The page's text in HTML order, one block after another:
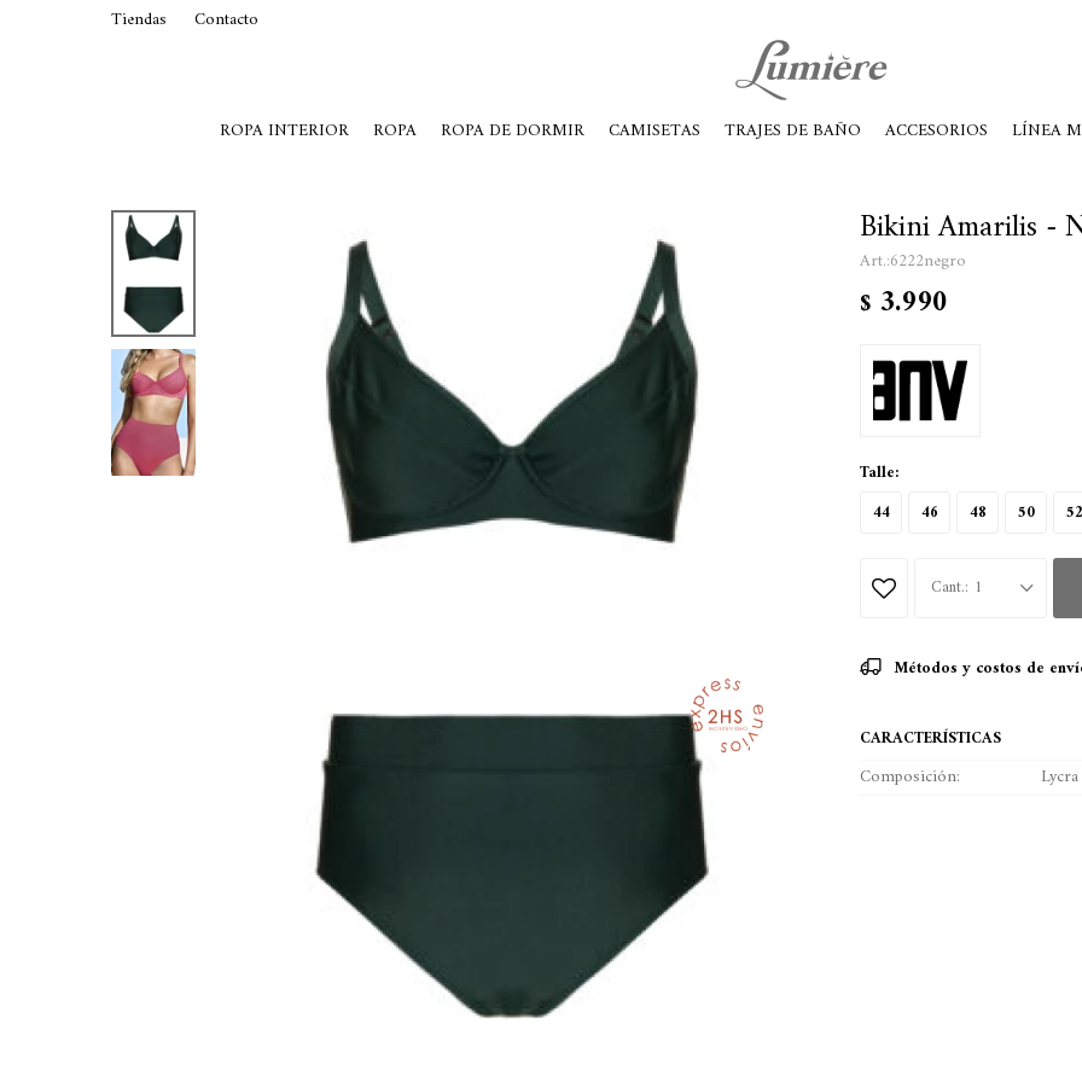
ROPA INTERIOR ROPA ROPA DE DORMIR CAMISETAS TRAJES DE BAÑO ACCESORIOS LÍNEA
Tiendas Contacto
Bikini Amarilis -
6222negro
$ 3.990
Talle:
44
46 48 50 52
1
Métodos y costos de
CARACTERÍSTICAS
Composición Lycra